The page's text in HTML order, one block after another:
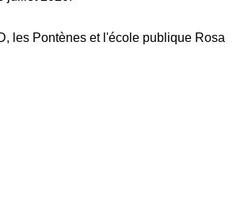
les Pontènes et l'école publique Rosa